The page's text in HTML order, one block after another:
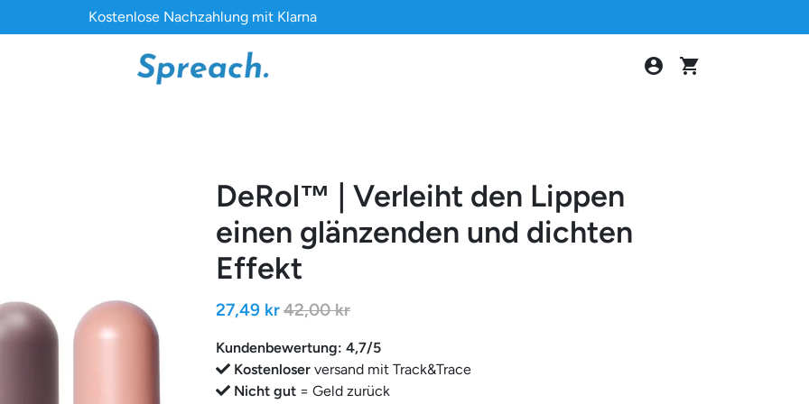
Kostenlose Nachzahlung mit Klarna
account_circle shopping_cart
DeRol™ | Verleiht den Lippen
einen glänzenden und dichten
Effekt
27,49 kr42,00 kr
Kundenbewertung: 4,7/5
Kostenloser versand mit Track&Trace
Nicht gut = Geld zurück